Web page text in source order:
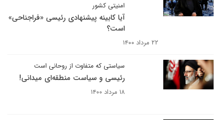
امنیتی کشور
آیا کابینه پیشنهادی رئیسی «فراجناحی»
است؟
۲۲ مرداد ۱۴۰۰
سیاستی که متفاوت از روحانی است
رئیسی و سیاست منطقه‌ای میدانی!
۱۸ مرداد ۱۴۰۰